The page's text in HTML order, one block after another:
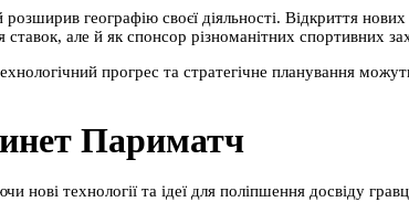
географію своєї діяльності. Відкриття
але й як спонсор різноманітних спортивних
прогрес та стратегічне планування
Париматч
нові технології та ідеї для поліпшення досвіду